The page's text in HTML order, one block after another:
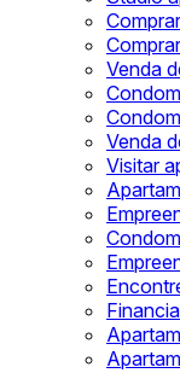
Venda
Venda
Visitar